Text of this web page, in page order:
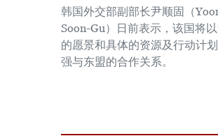
韩国外交部副部长尹顺固（
Soon-Gu）日前表示，该国将
的愿景和具体的资源及行动计
强与东盟的合作关系。